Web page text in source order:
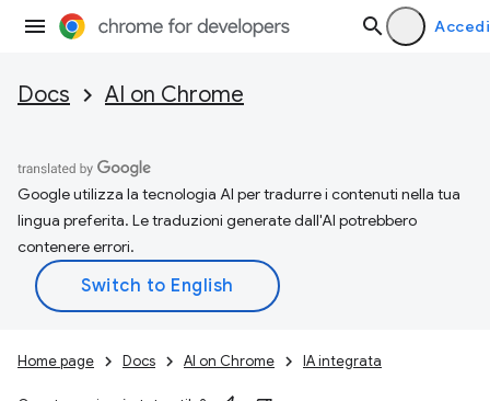
Accedi
Docs AI on Chrome
Google utilizza la tecnologia AI per tradurre i contenuti nella tua
lingua preferita. Le traduzioni generate dall'AI potrebbero
contenere errori.
Home page Docs AI on Chrome IA integrata